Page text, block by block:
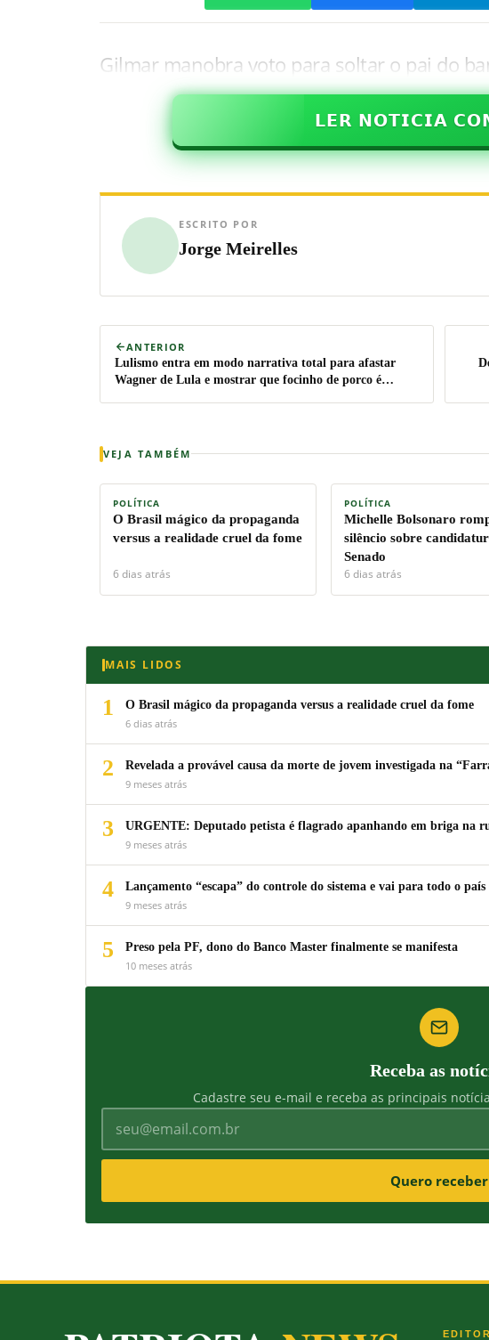
Gilmar manobra voto para soltar o pai do
𝗟𝗘𝗥 𝗡𝗢𝗧𝗜𝗖𝗜𝗔
ESCRITO POR
Jorge Meirelles
ANTERIOR
Lulismo entra em modo narrativa total para afastar
Wagner de Lula e mostrar que focinho de porco é
VEJA TAMBÉM
POLÍTICA
O Brasil mágico da propaganda
versus a realidade cruel da fome
6 dias atrás
POLÍTICA
Michelle Bolsonaro
silêncio sobre
Senado
6 dias atrás
MAIS LIDOS
1
O Brasil mágico da propaganda versus a realidade cruel da fome
6 dias atrás
2
Revelada a provável causa da morte de jovem investigada na
9 meses atrás
3
URGENTE: Deputado petista é flagrado apanhando em briga na
9 meses atrás
4
Lançamento “escapa” do controle do sistema e vai para todo o
9 meses atrás
5
Preso pela PF, dono do Banco Master finalmente se manifesta
10 meses atrás
Receba as
Cadastre seu e-mail e receba as principais
Quero receber